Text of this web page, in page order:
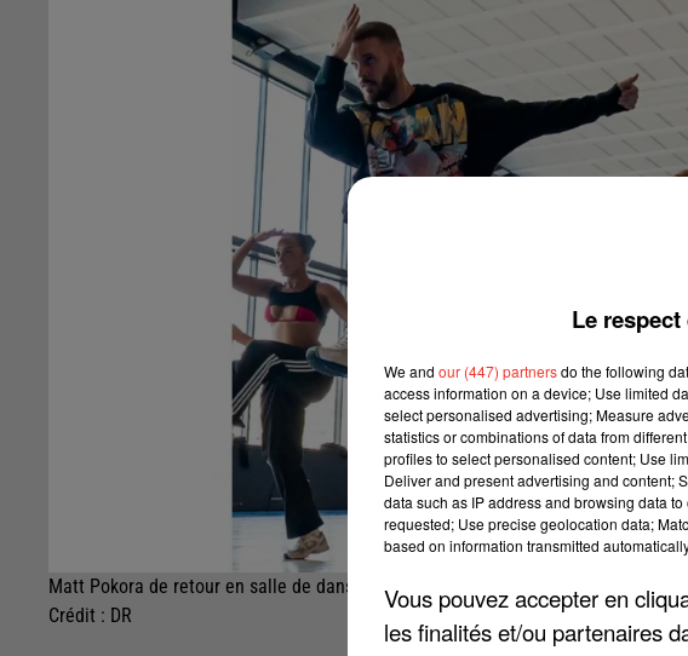
Matt Pokora de retour en salle de danse
Crédit : DR
Le
We and our (447) partnersdo the following
access information on a device; Use limited
select personalised advertising; Measure
statistics or combinations of data from
profiles to select personalised content; Use
Deliver and present advertising and content;
data such as IP address and browsing data
requested; Use precise geolocation data;
based on information transmitted
Vous pouvez accepter en
les finalités et/ou partenaires